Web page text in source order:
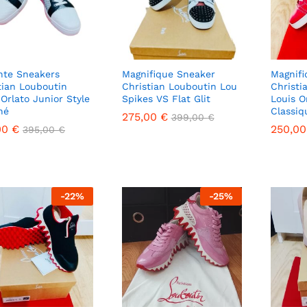
Sneakers
Louboutin
Junior Style
€ 395,00€
Magnifique Sneaker
Christian Louboutin Lou
Spikes VS Flat Glit
275,00 € 399,00€
Louis
250,00
250,00
-22% -25%